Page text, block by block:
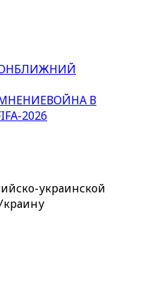
БЛИЖНИЙ
ВОЙНА В
2026
украинской